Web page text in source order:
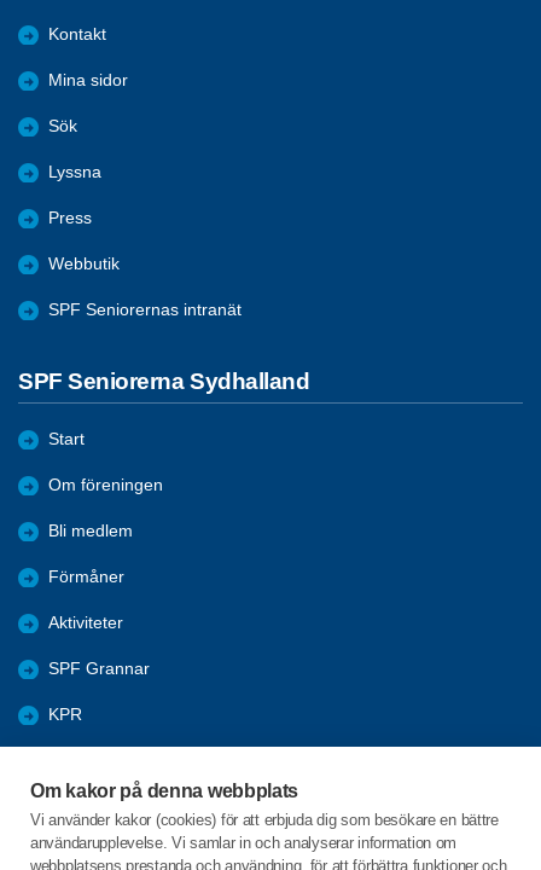
Om kakor på denna webbplats
Vi använder kakor (cookies) för att erbjuda dig som besökare en bättre
användarupplevelse. Vi samlar in och analyserar information om
webbplatsens prestanda och användning, för att förbättra funktioner och
Kontakt
Mina sidor
Sök
Lyssna
Press
Webbutik
SPF Seniorernas intranät
SPF Seniorerna Sydhalland
Start
Om föreningen
Bli medlem
Förmåner
Aktiviteter
SPF Grannar
KPR
Utbildningsmaterial dator och smart-phones